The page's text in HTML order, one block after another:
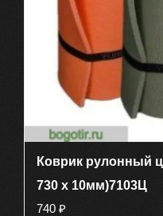
Коврик рулонный
730 х 10мм)7103Ц
740 ₽